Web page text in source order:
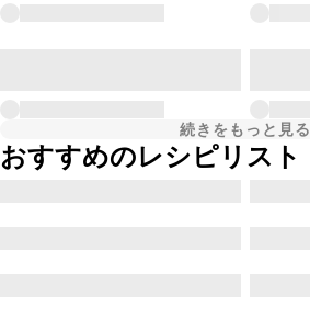
続きをもっと見る
おすすめのレシピリスト